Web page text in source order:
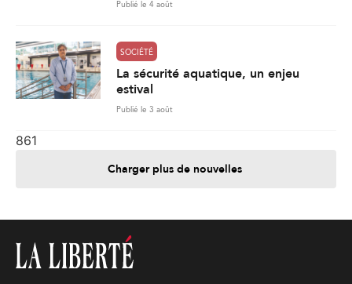
Publié le 4 août
SOCIÉTÉ
La sécurité aquatique, un enjeu
estival
Publié le 3 août
861
Charger plus de nouvelles